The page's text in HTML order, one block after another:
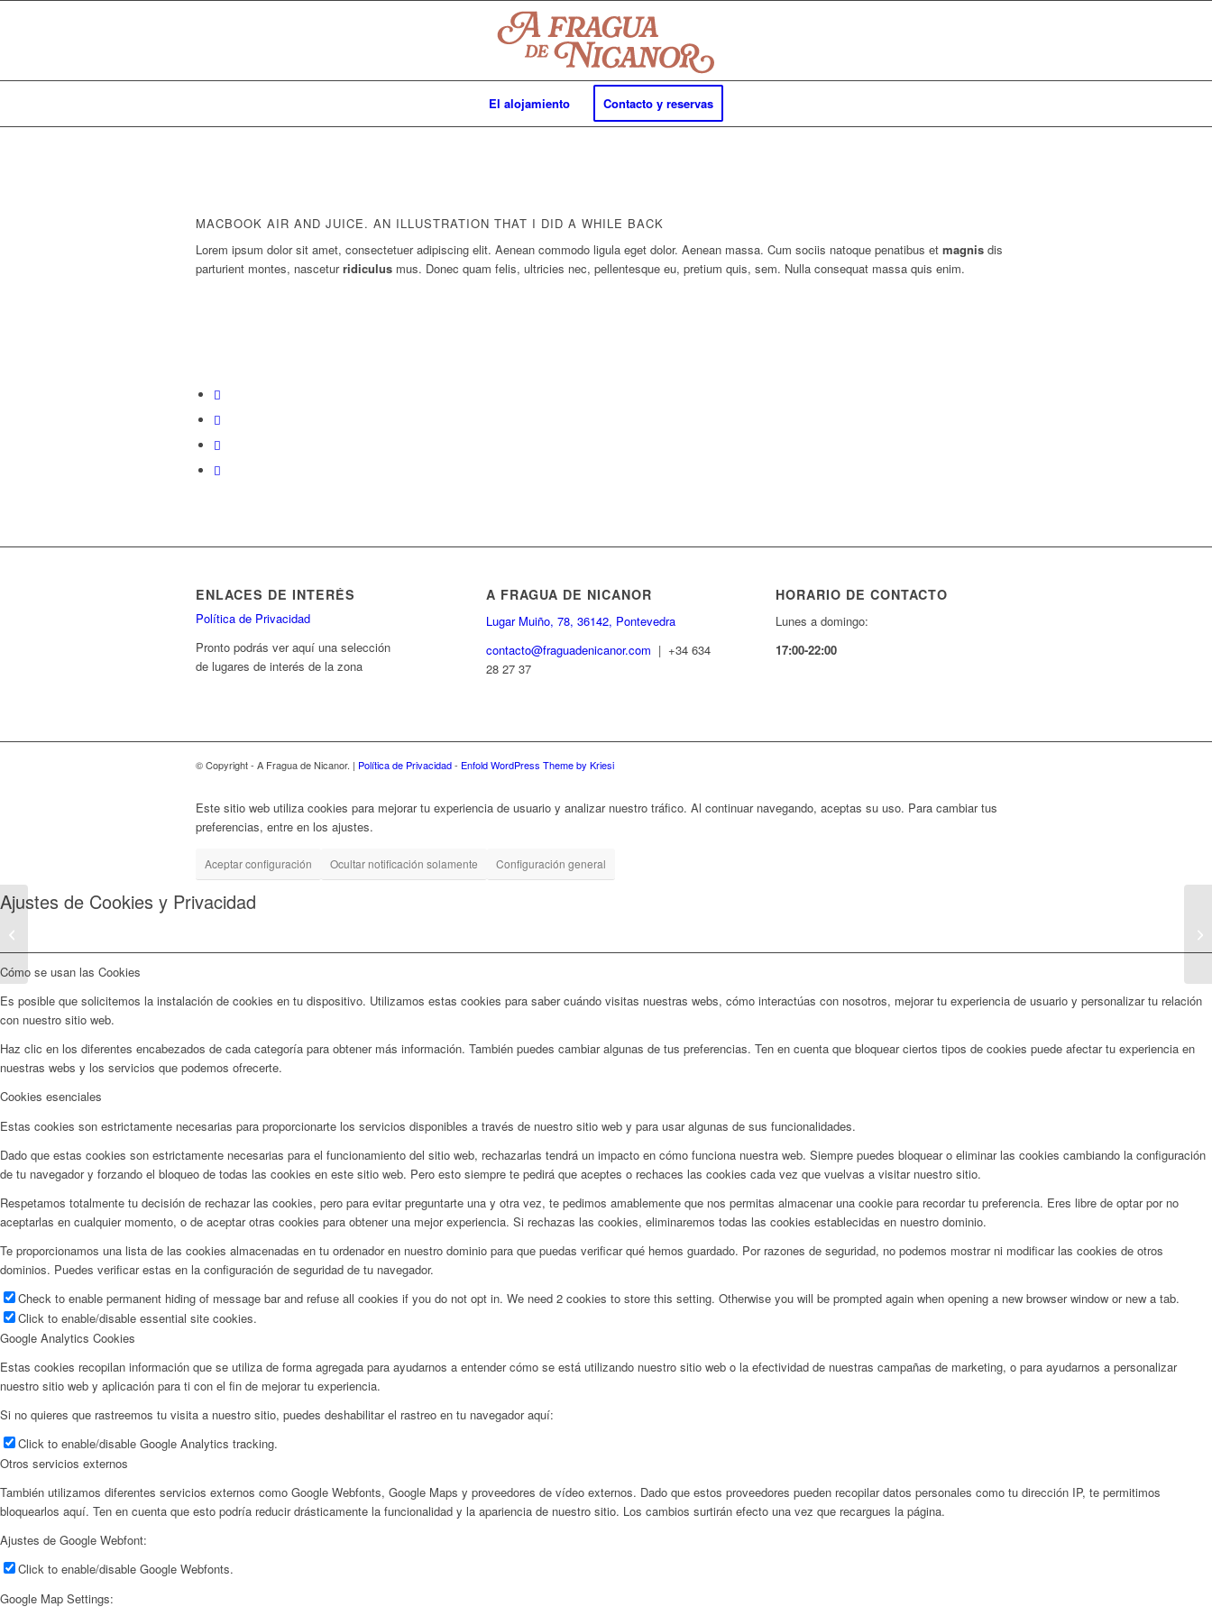
El alojamiento Contacto y reservas
MACBOOK AIR AND JUICE. AN ILLUSTRATION THAT I DID A WHILE BACK
Lorem ipsum dolor sit amet, consectetuer adipiscing elit. Aenean commodo ligula eget dolor. Aenean massa. Cum sociis natoque penatibus et magnis dis
parturient montes, nasceturridiculus mus. Donec quam felis, ultricies nec, pellentesque eu, pretium quis, sem. Nulla consequat massa quis enim.
ENLACES DE INTERÉS
Política de Privacidad
Pronto podrás ver aquí una selección
de lugares de interés de la zona
A FRAGUA DE NICANOR
Lugar Muiño, 78, 36142, Pontevedra
contacto@fraguadenicanor.com | +34 634
28 27 37
HORARIO DE CONTACTO
Lunes a domingo:
17:00-22:00
© Copyright - A Fragua de Nicanor. | Política de Privacidad- Enfold WordPress Theme by Kriesi
Este sitio web utiliza cookies para mejorar tu experiencia de usuario y analizar nuestro tráfico. Al continuar navegando, aceptas su uso. Para cambiar tus
preferencias, entre en los ajustes.
Aceptar configuración Ocultar notificación solamente Configuración general
Ajustes de Cookies y Privacidad
Cómo se usan las Cookies
Es posible que solicitemos la instalación de cookies en tu dispositivo. Utilizamos estas cookies para saber cuándo visitas nuestras webs, cómo interactúas con nosotros, mejorar tu experiencia de usuario y personalizar tu relación
con nuestro sitio web.
Haz clic en los diferentes encabezados de cada categoría para obtener más información. También puedes cambiar algunas de tus preferencias. Ten en cuenta que bloquear ciertos tipos de cookies puede afectar tu experiencia en
nuestras webs y los servicios que podemos ofrecerte.
Cookies esenciales
Estas cookies son estrictamente necesarias para proporcionarte los servicios disponibles a través de nuestro sitio web y para usar algunas de sus funcionalidades.
Dado que estas cookies son estrictamente necesarias para el funcionamiento del sitio web, rechazarlas tendrá un impacto en cómo funciona nuestra web. Siempre puedes bloquear o eliminar las cookies cambiando la configuración
de tu navegador y forzando el bloqueo de todas las cookies en este sitio web. Pero esto siempre te pedirá que aceptes o rechaces las cookies cada vez que vuelvas a visitar nuestro sitio.
Respetamos totalmente tu decisión de rechazar las cookies, pero para evitar preguntarte una y otra vez, te pedimos amablemente que nos permitas almacenar una cookie para recordar tu preferencia. Eres libre de optar por no
aceptarlas en cualquier momento, o de aceptar otras cookies para obtener una mejor experiencia. Si rechazas las cookies, eliminaremos todas las cookies establecidas en nuestro dominio.
Te proporcionamos una lista de las cookies almacenadas en tu ordenador en nuestro dominio para que puedas verificar qué hemos guardado. Por razones de seguridad, no podemos mostrar ni modificar las cookies de otros
dominios. Puedes verificar estas en la configuración de seguridad de tu navegador.
Check to enable permanent hiding of message bar and refuse all cookies if you do not opt in. We need 2 cookies to store this setting. Otherwise you will be prompted again when opening a new browser window or new a tab.
Click to enable/disable essential site cookies.
Google Analytics Cookies
Estas cookies recopilan información que se utiliza de forma agregada para ayudarnos a entender cómo se está utilizando nuestro sitio web o la efectividad de nuestras campañas de marketing, o para ayudarnos a personalizar
nuestro sitio web y aplicación para ti con el fin de mejorar tu experiencia.
Si no quieres que rastreemos tu visita a nuestro sitio, puedes deshabilitar el rastreo en tu navegador aquí:
Click to enable/disable Google Analytics tracking.
Otros servicios externos
También utilizamos diferentes servicios externos como Google Webfonts, Google Maps y proveedores de vídeo externos. Dado que estos proveedores pueden recopilar datos personales como tu dirección IP, te permitimos
bloquearlos aquí. Ten en cuenta que esto podría reducir drásticamente la funcionalidad y la apariencia de nuestro sitio. Los cambios surtirán efecto una vez que recargues la página.
Ajustes de Google Webfont:
Click to enable/disable Google Webfonts.
Google Map Settings: